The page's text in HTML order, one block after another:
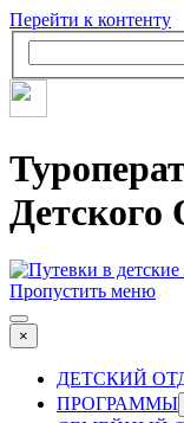
Перейти к контенту
Детского
Пропустить меню
×
ДЕТСКИЙ
ПРОГРАММЫ